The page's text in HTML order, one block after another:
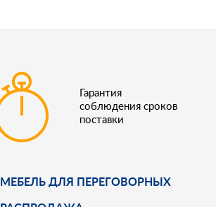
Гарантия
соблюдения сроков
поставки
МЕБЕЛЬ ДЛЯ ПЕРЕГОВОРНЫХ